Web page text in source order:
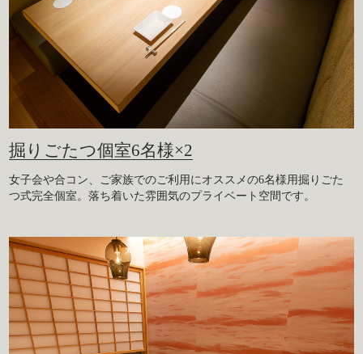
掘りごたつ個室6名様×2
女子会や合コン、ご家族でのご利用にオススメの6名様用掘りごた
つ式完全個室。落ち着いた雰囲気のプライベート空間です。